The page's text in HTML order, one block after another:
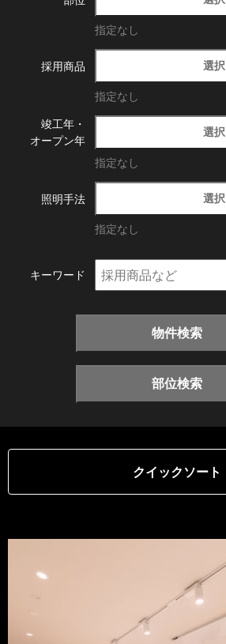
指定なし
採用商品 選択
指定なし
竣工年・
オープン年
選択
指定なし
照明手法 選択
指定なし
キーワード
物件検索
部位検索
クイックソート